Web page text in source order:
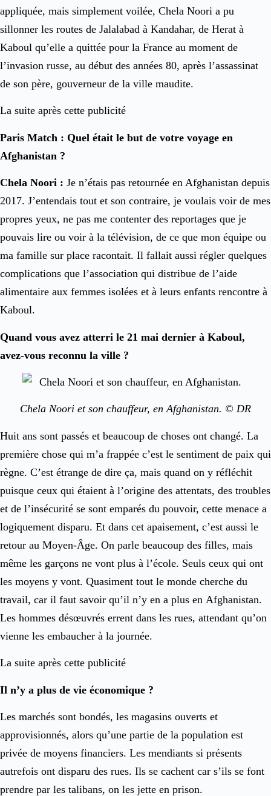
appliquée, mais simplement voilée, Chela Noori a pu
sillonner les routes de Jalalabad à Kandahar, de Herat à
Kaboul qu’elle a quittée pour la France au moment de
l’invasion russe, au début des années 80, après l’assassinat
de son père, gouverneur de la ville maudite.
La suite après cette publicité
Paris Match : Quel était le but de votre voyage en
Afghanistan ?
Chela Noori : Je n’étais pas retournée en Afghanistan depuis
2017. J’entendais tout et son contraire, je voulais voir de mes
propres yeux, ne pas me contenter des reportages que je
pouvais lire ou voir à la télévision, de ce que mon équipe ou
ma famille sur place racontait. Il fallait aussi régler quelques
complications que l’association qui distribue de l’aide
alimentaire aux femmes isolées et à leurs enfants rencontre à
Kaboul.
Quand vous avez atterri le 21 mai dernier à Kaboul,
avez-vous reconnu la ville ?
Chela Noori et son chauffeur, en Afghanistan. © DR
Huit ans sont passés et beaucoup de choses ont changé. La
première chose qui m’a frappée c’est le sentiment de paix qui
règne. C’est étrange de dire ça, mais quand on y réfléchit
puisque ceux qui étaient à l’origine des attentats, des troubles
et de l’insécurité se sont emparés du pouvoir, cette menace a
logiquement disparu. Et dans cet apaisement, c’est aussi le
retour au Moyen-Âge. On parle beaucoup des filles, mais
même les garçons ne vont plus à l’école. Seuls ceux qui ont
les moyens y vont. Quasiment tout le monde cherche du
travail, car il faut savoir qu’il n’y en a plus en Afghanistan.
Les hommes désœuvrés errent dans les rues, attendant qu’on
vienne les embaucher à la journée.
La suite après cette publicité
Il n’y a plus de vie économique ?
Les marchés sont bondés, les magasins ouverts et
approvisionnés, alors qu’une partie de la population est
privée de moyens financiers. Les mendiants si présents
autrefois ont disparu des rues. Ils se cachent car s’ils se font
prendre par les talibans, on les jette en prison.